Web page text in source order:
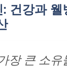
건강과 웰
장 큰 소